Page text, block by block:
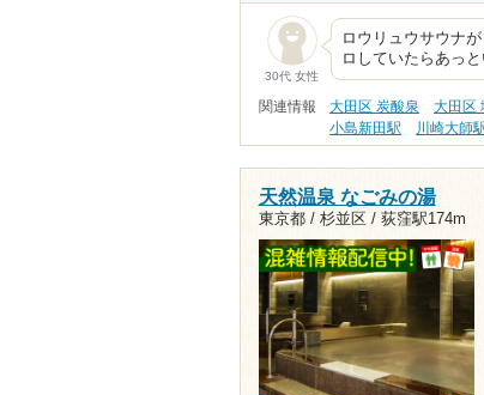
30代 女性
ロウリュウサウナ
ロしていたらあっ
関連情報 大田区 炭酸泉 大田区
小島新田駅
川崎大師
天然温泉 なごみの湯
東京都 / 杉並区 / 荻窪駅174m